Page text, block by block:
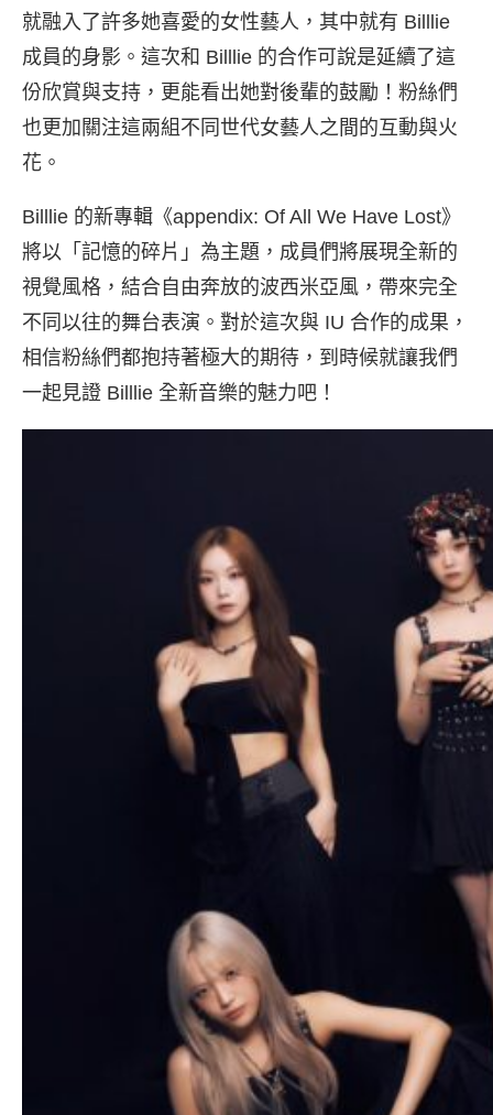
就融入了許多她喜愛的女性藝人，其中就有 Billlie
成員的身影。這次和 Billlie 的合作可說是延續了這
份欣賞與支持，更能看出她對後輩的鼓勵！粉絲們
也更加關注這兩組不同世代女藝人之間的互動與火
花。
Billlie 的新專輯《appendix: Of All We Have Lost》
將以「記憶的碎片」為主題，成員們將展現全新的
視覺風格，結合自由奔放的波西米亞風，帶來完全
不同以往的舞台表演。對於這次與 IU 合作的成果，
相信粉絲們都抱持著極大的期待，到時候就讓我們
一起見證 Billlie 全新音樂的魅力吧！